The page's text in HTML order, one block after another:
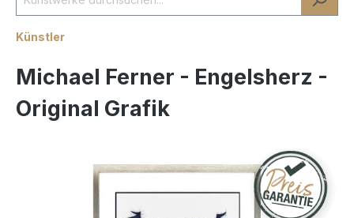
Künstler
Michael Ferner - Engelsherz -
Original Grafik